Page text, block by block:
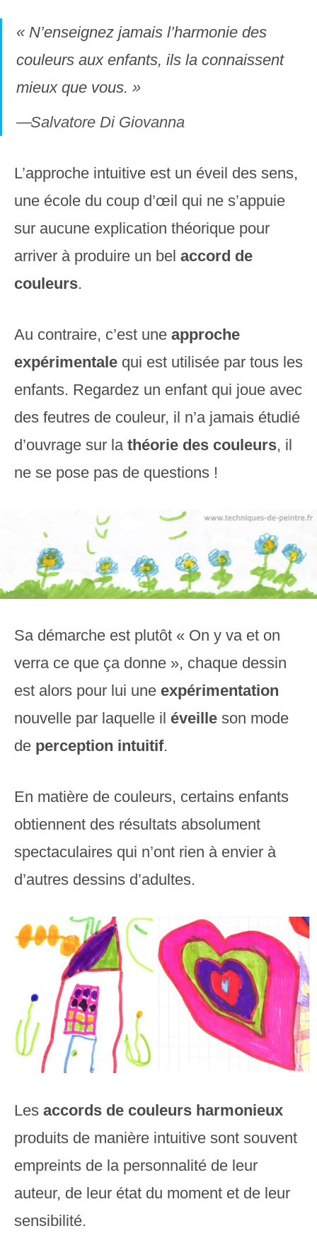
« N’enseignez jamais l’harmonie des
couleurs aux enfants, ils la connaissent
mieux que vous. »
Salvatore Di Giovanna
L’approche intuitive est un éveil des sens,
une école du coup d’œil qui ne s’appuie
sur aucune explication théorique pour
arriver à produire un bel accord de
couleurs.
Au contraire, c’est une approche
expérimentale qui est utilisée par tous les
enfants. Regardez un enfant qui joue avec
des feutres de couleur, il n’a jamais étudié
d’ouvrage sur la théorie des couleurs, il
ne se pose pas de questions !
Sa démarche est plutôt « On y va et on
verra ce que ça donne », chaque dessin
est alors pour lui une expérimentation
nouvelle par laquelle il éveille son mode
de perception intuitif.
En matière de couleurs, certains enfants
obtiennent des résultats absolument
spectaculaires qui n’ont rien à envier à
d’autres dessins d’adultes.
Les accords de couleurs harmonieux
produits de manière intuitive sont souvent
empreints de la personnalité de leur
auteur, de leur état du moment et de leur
sensibilité.